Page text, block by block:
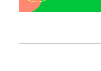
-1266초 전 >
[속보]원
29분 전 >[속보]종합특